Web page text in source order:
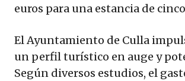
euros para una estancia de
El Ayuntamiento de Culla
un perfil turístico en auge y
Según diversos estudios, el